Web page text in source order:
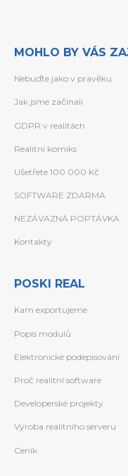
MOHLO BY VÁS
Nebuďte jako v pravěku
Jak jsme začínali
GDPR v realitách
Realitni komiks
Ušetřete 100 000 Kč
SOFTWARE ZDARMA
NEZÁVAZNÁ POPTÁVKA
Kontakty
POSKI REAL
Kam exportujeme
Popis modulů
Elektronické podepisování
Proč realitní software
Developerské projekty
Výroba realitního serveru
Ceník